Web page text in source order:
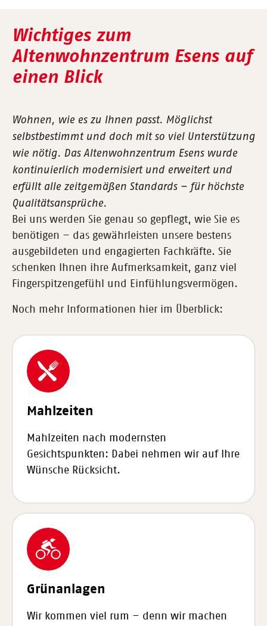
Wichtiges zum
Altenwohnzentrum Esens auf
einen Blick
Wohnen, wie es zu Ihnen passt. Möglichst
selbstbestimmt und doch mit so viel Unterstützung
wie nötig. Das Altenwohnzentrum Esens wurde
kontinuierlich modernisiert und erweitert und
erfüllt alle zeitgemäßen Standards – für höchste
Qualitätsansprüche.
Bei uns werden Sie genau so gepflegt, wie Sie es
benötigen – das gewährleisten unsere bestens
ausgebildeten und engagierten Fachkräfte. Sie
schenken Ihnen ihre Aufmerksamkeit, ganz viel
Fingerspitzengefühl und Einfühlungsvermögen.
Noch mehr Informationen hier im Überblick:
Mahlzeiten
Mahlzeiten nach modernsten
Gesichtspunkten: Dabei nehmen wir auf Ihre
Wünsche Rücksicht.
Grünanlagen
Wir kommen viel rum – denn wir machen